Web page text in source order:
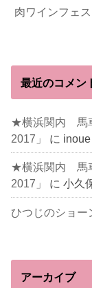
肉ワインフェ
最近のコメン
★横浜関内 馬
2017」
に inoue
★横浜関内 馬
2017」
に小久
ひつじのショ
アーカイブ